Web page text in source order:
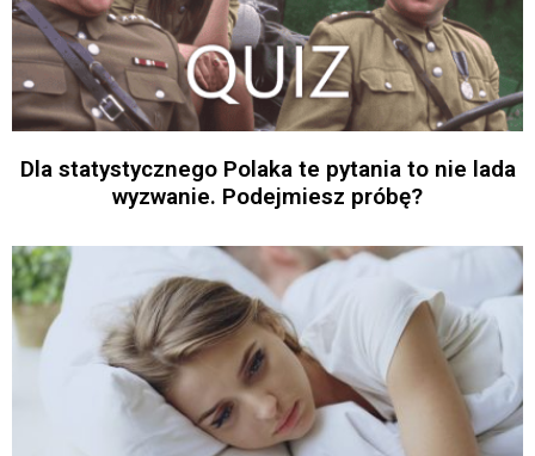
Dla statystycznego Polaka te pytania to nie lada
wyzwanie. Podejmiesz próbę?